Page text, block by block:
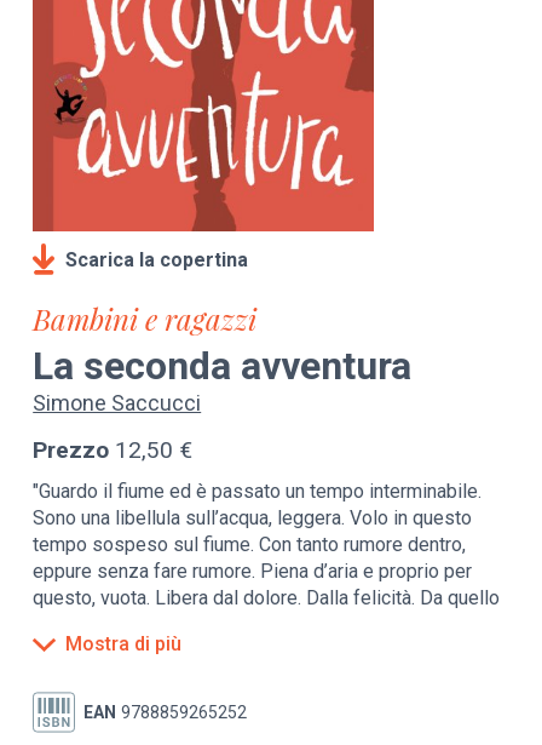
Scarica la copertina
Bambini e ragazzi
La seconda avventura
Simone Saccucci
Prezzo 12,50 €
"Guardo il fiume ed è passato un tempo interminabile.
Sono una libellula sull’acqua, leggera. Volo in questo
tempo sospeso sul fiume. Con tanto rumore dentro,
eppure senza fare rumore. Piena d’aria e proprio per
questo, vuota. Libera dal dolore. Dalla felicità. Da quello
essere il mondo".
Bianca e Siria, una ragazza di sedici anni e una donna
anziana quasi muta, corrono su un camion rubato.
Mostra di più
EAN 9788859265252